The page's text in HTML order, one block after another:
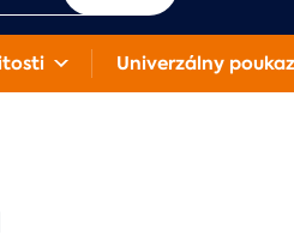
Univerzálny poukaz